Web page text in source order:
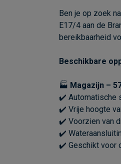
Ben je op zoek
E17/4 aan de
bereikbaarheid
Beschikbare
🏭 Magazijn –
✔️ Automatische
✔️ Vrije hoogte
✔️ Voorzien van
✔️
✔️ Geschikt voor